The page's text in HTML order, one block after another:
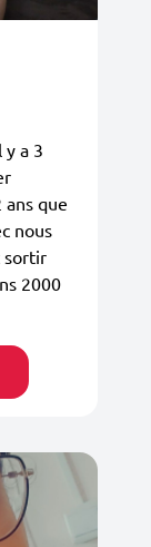
a 3
que
nous
sortir
2000